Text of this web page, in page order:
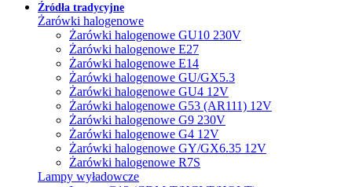
Źródła tradycyjne
Żarówki halogenowe
Żarówki halogenowe GU10 230V
Żarówki halogenowe E27
Żarówki halogenowe E14
Żarówki halogenowe GU/GX5.3
Żarówki halogenowe GU4 12V
Żarówki halogenowe G53 (AR111) 12V
Żarówki halogenowe G9 230V
Żarówki halogenowe G4 12V
Żarówki halogenowe GY/GX6.35 12V
Żarówki halogenowe R7S
Lampy wyładowcze